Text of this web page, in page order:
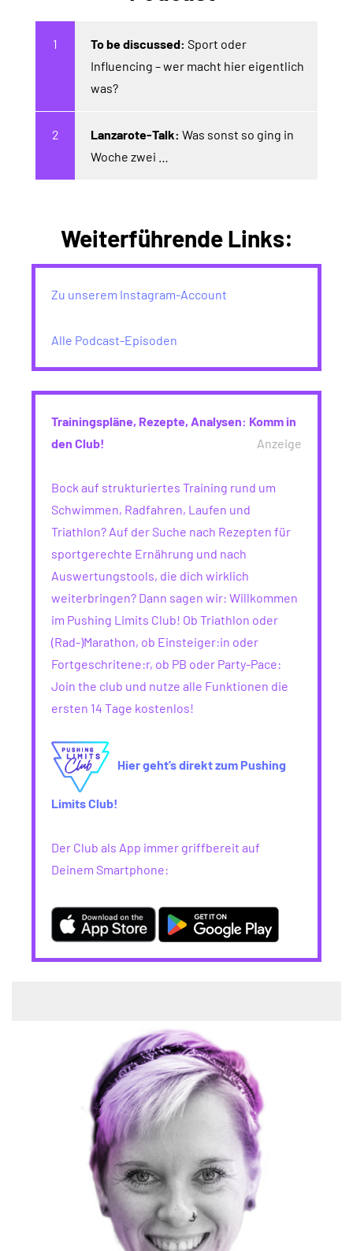
To be discussed: Sport oder
Influencing – wer macht hier eigentlich
was?
Lanzarote-Talk: Was sonst so ging in
Woche zwei …
Weiterführende Links:
Zu unserem Instagram-Account
Alle Podcast-Episoden
Trainingspläne, Rezepte, Analysen: Komm in
den Club!
Anzeige
Bock auf strukturiertes Training rund um
Schwimmen, Radfahren, Laufen und
Triathlon? Auf der Suche nach Rezepten für
sportgerechte Ernährung und nach
Auswertungstools, die dich wirklich
weiterbringen? Dann sagen wir: Willkommen
im Pushing Limits Club! Ob Triathlon oder
(Rad-)Marathon, ob Einsteiger:in oder
Fortgeschritene:r, ob PB oder Party-Pace:
Join the club und nutze alle Funktionen die
ersten 14 Tage kostenlos!
Hier geht’s direkt zum Pushing
Limits Club!
Der Club als App immer griffbereit auf
Deinem Smartphone: